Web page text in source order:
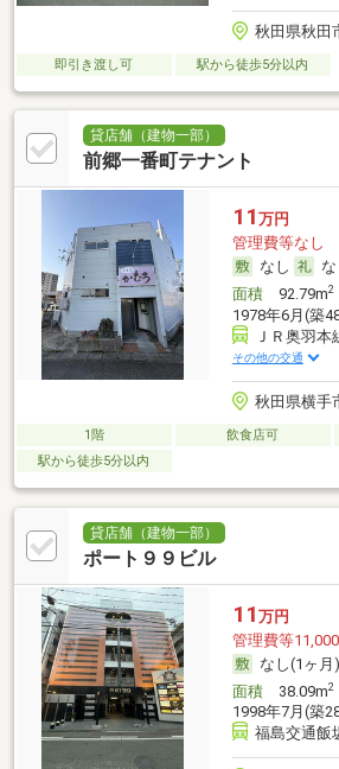
秋田県秋田
即引き渡し可 駅から徒歩5分以内
貸店舗（建物一部）
前郷一番町テナント
11 万円
管理費等なし
なし
な
面積92.79m2
1978年6月(築
ＪＲ奥羽
その他の交通
秋田県横手
1階 飲食店可
駅から徒歩5分以内
貸店舗（建物一部）
ポート９９ビル
11 万円
管理費等
なし(1ヶ月)
面積38.09m2
1998年7月(築
福島交通飯